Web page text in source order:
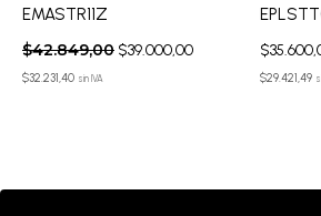
EMASTR11Z
$42.849,00 $39.000,00
$32.231,40 sin IVA
$
$29.421,49